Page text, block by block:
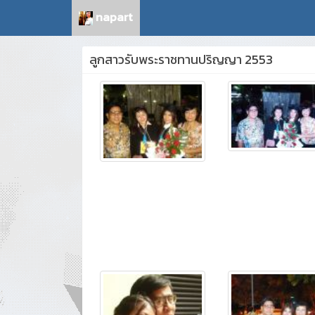
napart
ลูกสาวรับพระราชทานปริญญา 2553